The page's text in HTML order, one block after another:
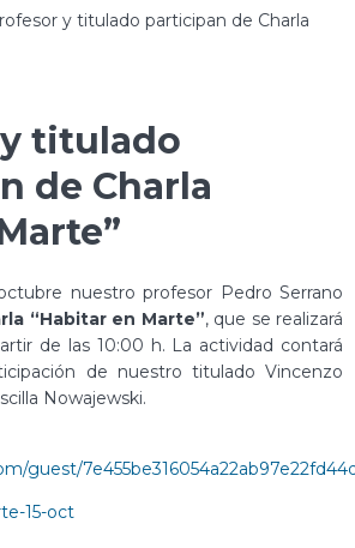
y titulado participan de Charla
titulado
de Charla
nuestro profesor Pedro Serrano
“Habitar en Marte”, que se realizará
de las 10:00 h. La actividad contará
de nuestro titulado Vincenzo
Nowajewski.
guest/